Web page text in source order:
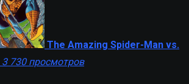
The Amazing Spider-Man vs.
3 730 просмотров